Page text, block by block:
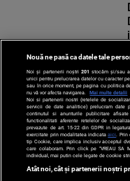
SPORT
Nouă ne pasă ca datele tale
Noi și partenerii noștri 201 stocăm și/sau
unici pentru prelucrarea datelor cu caracter
sau în orice moment, pe pagina cu politica
nu vă vor afecta navigarea.
Mai multe detalii
Noi si partenerii nostri (retelele de
servicii de date analitice) prelucram date
continutul si anunturile publicitare
functionalitati aferente retelelor de
prevazute de art. 15-22 din GDPR in
exercitate prin modalitatea indicataaici .
tip Cookie, care implica inclusiv acceptul
care colaboram. Prin click pe “VREAU SA
individual, mai putin cele legate de cookie
Atât noi, cât și partenerii noștri